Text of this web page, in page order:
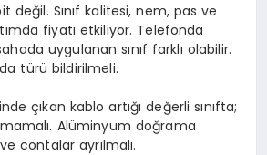
değil. Sınıf kalitesi, nem, pas ve
fiyatı etkiliyor. Telefonda
uygulanan sınıf farklı olabilir.
türü bildirilmeli.
çıkan kablo artığı değerli sınıfta;
Alüminyum doğrama
contalar ayrılmalı.